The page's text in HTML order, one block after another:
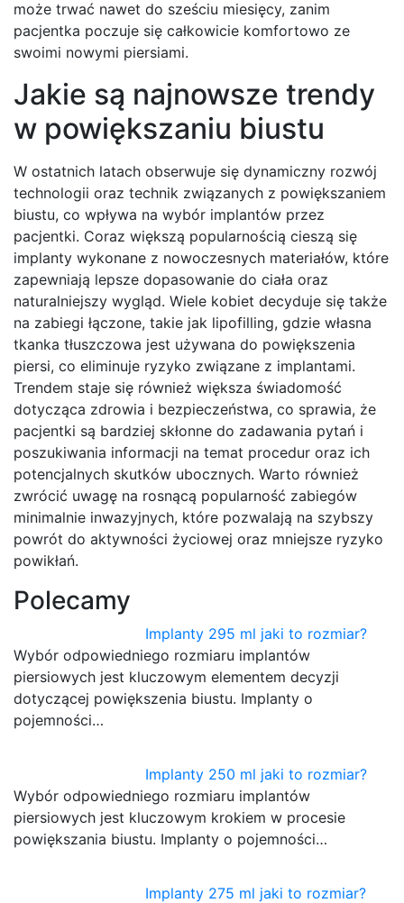
może trwać nawet do sześciu miesięcy, zanim
pacjentka poczuje się całkowicie komfortowo ze
swoimi nowymi piersiami.
Jakie są najnowsze trendy
w powiększaniu biustu
W ostatnich latach obserwuje się dynamiczny rozwój
technologii oraz technik związanych z powiększaniem
biustu, co wpływa na wybór implantów przez
pacjentki. Coraz większą popularnością cieszą się
implanty wykonane z nowoczesnych materiałów, które
zapewniają lepsze dopasowanie do ciała oraz
naturalniejszy wygląd. Wiele kobiet decyduje się także
na zabiegi łączone, takie jak lipofilling, gdzie własna
tkanka tłuszczowa jest używana do powiększenia
piersi, co eliminuje ryzyko związane z implantami.
Trendem staje się również większa świadomość
dotycząca zdrowia i bezpieczeństwa, co sprawia, że
pacjentki są bardziej skłonne do zadawania pytań i
poszukiwania informacji na temat procedur oraz ich
potencjalnych skutków ubocznych. Warto również
zwrócić uwagę na rosnącą popularność zabiegów
minimalnie inwazyjnych, które pozwalają na szybszy
powrót do aktywności życiowej oraz mniejsze ryzyko
powikłań.
Polecamy
Implanty 295 ml jaki to rozmiar?
Wybór odpowiedniego rozmiaru implantów
piersiowych jest kluczowym elementem decyzji
dotyczącej powiększenia biustu. Implanty o
pojemności…
Implanty 250 ml jaki to rozmiar?
Wybór odpowiedniego rozmiaru implantów
piersiowych jest kluczowym krokiem w procesie
powiększania biustu. Implanty o pojemności…
Implanty 275 ml jaki to rozmiar?